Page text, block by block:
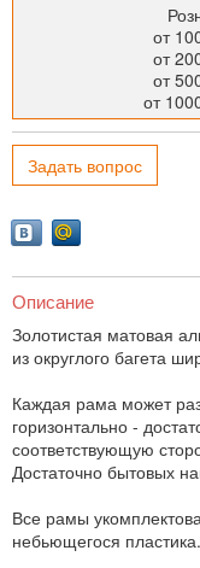
от
от
от
от
Задать вопрос
Описание
Золотистая матовая
из округлого багета
Каждая рама может
горизонтально -
соответствующую
Достаточно бытовых
Все рамы
небьющегося пластика.